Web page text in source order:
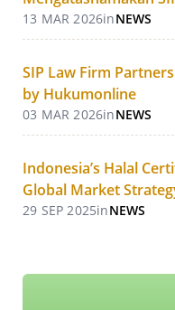
13 MAR 2026inNEWS
SIP Law Firm
by Hukumonline
03 MAR 2026inNEWS
Indonesia’s Halal
Global Market
29 SEP 2025inNEWS